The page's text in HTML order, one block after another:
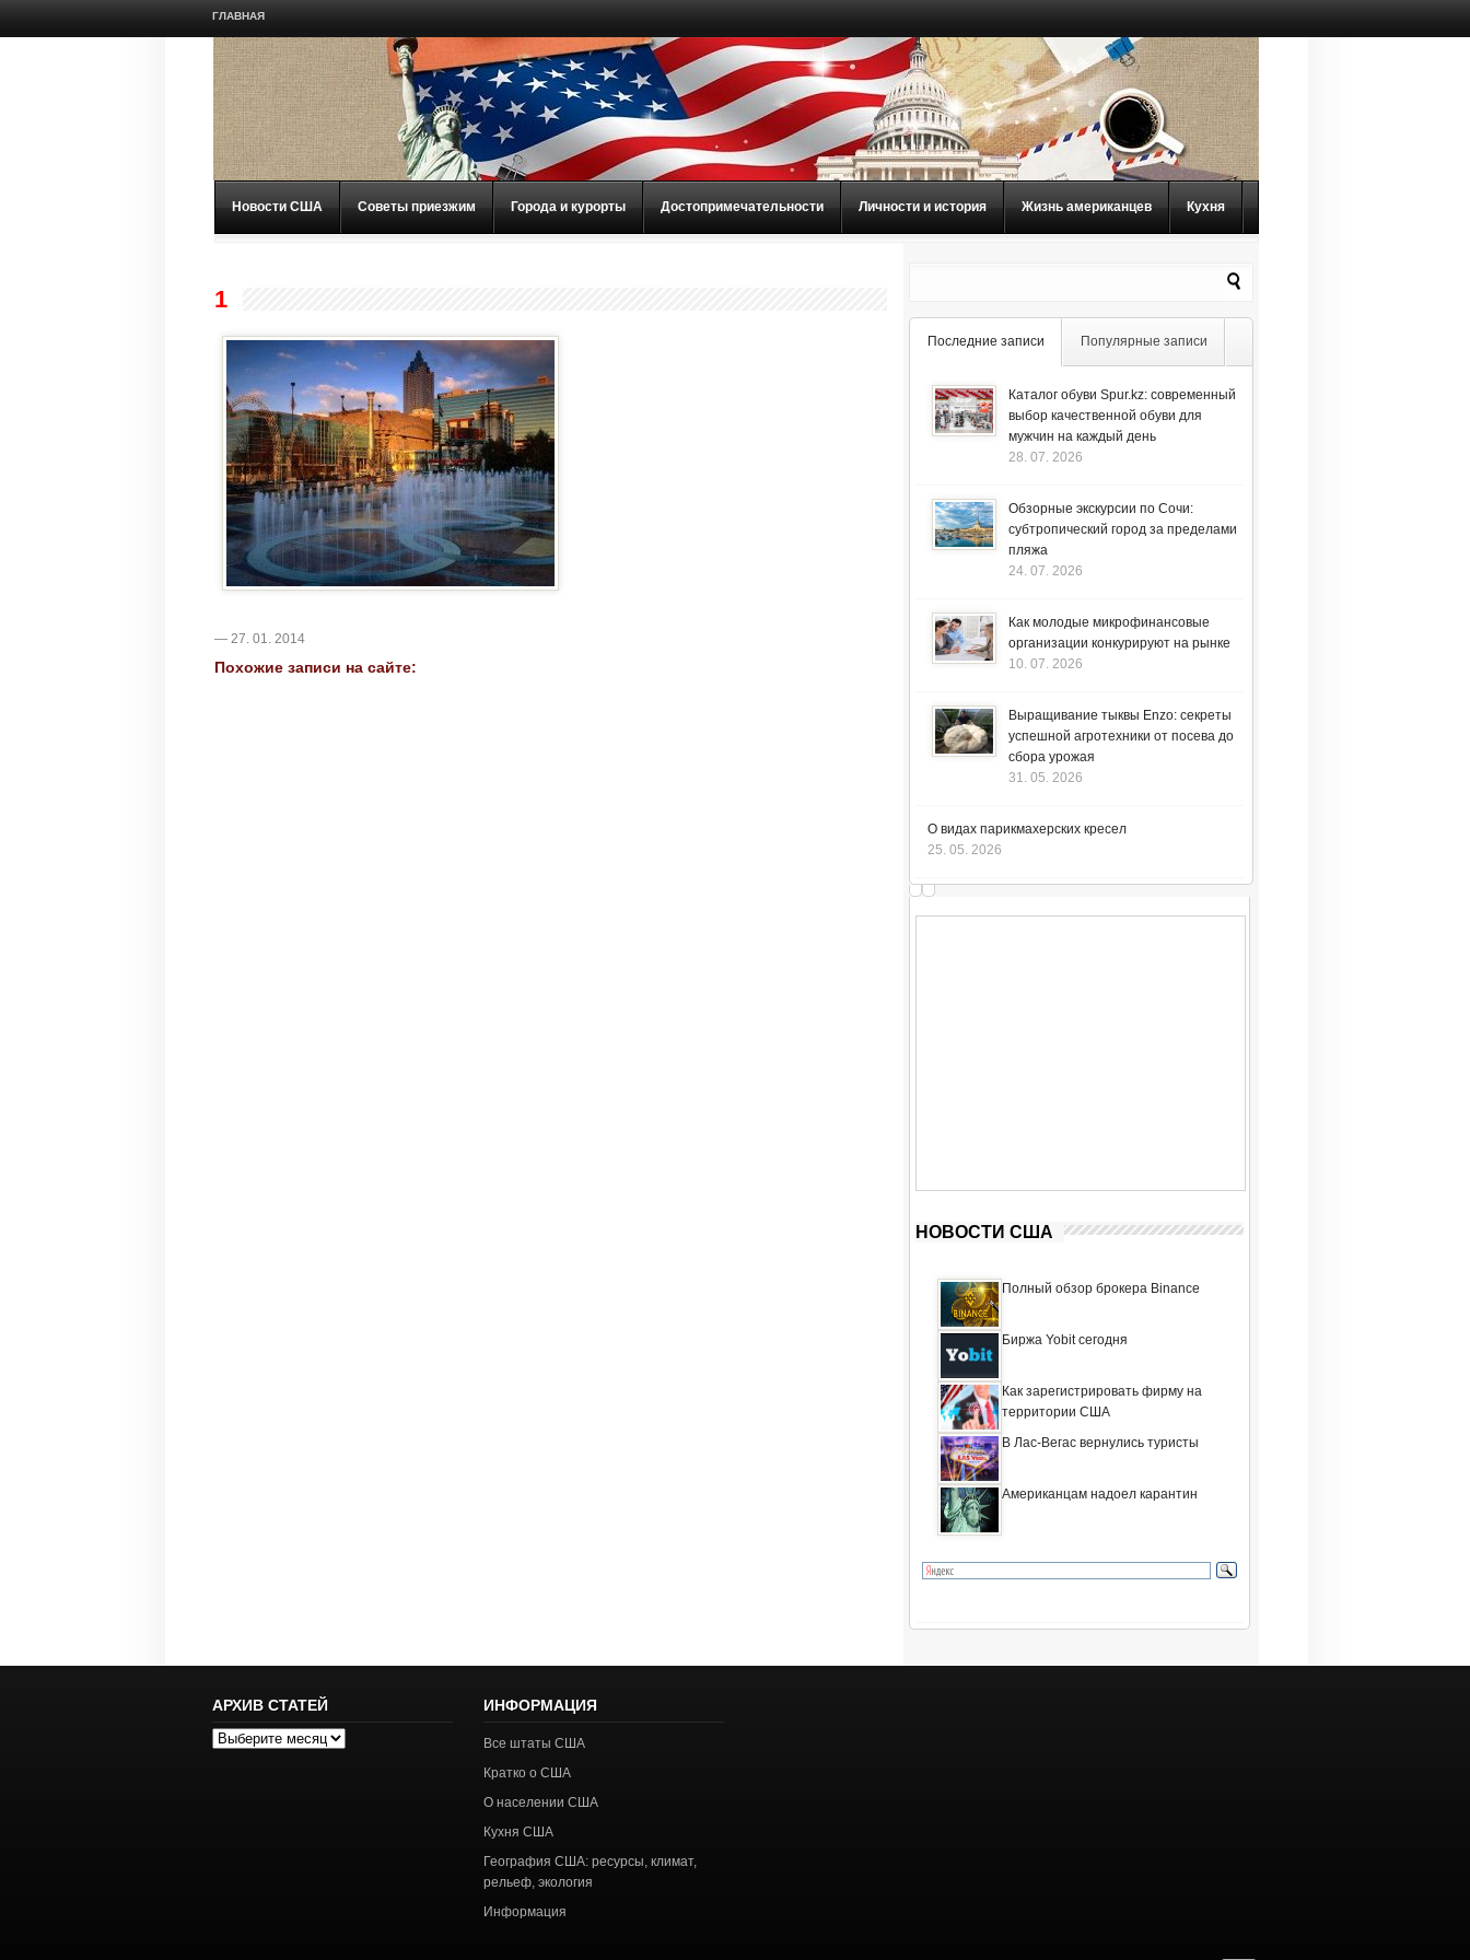
ГЛАВНАЯ
Новости США Советы приезжим Города и курорты Достопримечательности Личности и история Жизнь американцев Кухня
1
— 27. 01. 2014
Похожие записи на сайте:
Последние записи Популярные записи
Каталог обуви Spur.kz: современный
выбор качественной обуви для
мужчин на каждый день
28. 07. 2026
Обзорные экскурсии по Сочи:
субтропический город за пределами
пляжа
24. 07. 2026
Как молодые микрофинансовые
организации конкурируют на рынке
10. 07. 2026
Выращивание тыквы Enzo: секреты
успешной агротехники от посева до
сбора урожая
31. 05. 2026
О видах парикмахерских кресел
25. 05. 2026
НОВОСТИ США
Полный обзор брокера Binance
Биржа Yobit сегодня
Как зарегистрировать фирму на
территории США
В Лас-Вегас вернулись туристы
Американцам надоел карантин
АРХИВ СТАТЕЙ
Архив
ИНФОРМАЦИЯ
Все штаты США
Кратко о США
О населении США
Кухня США
География США: ресурсы, климат,
рельеф, экология
Информация